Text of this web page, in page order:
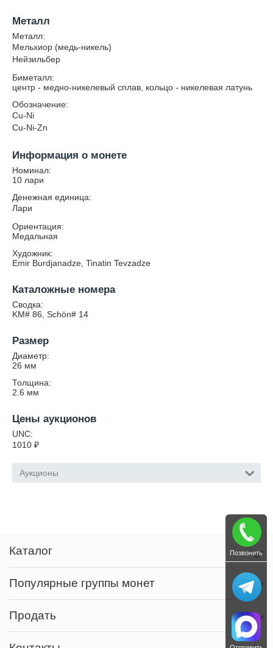
Металл
Металл:
Мельхиор (медь-никель)
Нейзильбер
Биметалл:
центр - медно-никелевый сплав, кольцо - никелевая латунь
Обозначение:
Cu-Ni
Cu-Ni-Zn
Информация о монете
Номинал:
10 лари
Денежная единица:
Лари
Ориентация:
Медальная
Художник:
Emir Burdjanadze, Tinatin Tevzadze
Каталожные номера
Сводка:
KM# 86, Schön# 14
Размер
Диаметр:
26 мм
Толщина:
2.6 мм
Цены аукционов
UNC:
1010 ₽
Аукционы
Каталог
Популярные группы монет
Продать
Позвонить